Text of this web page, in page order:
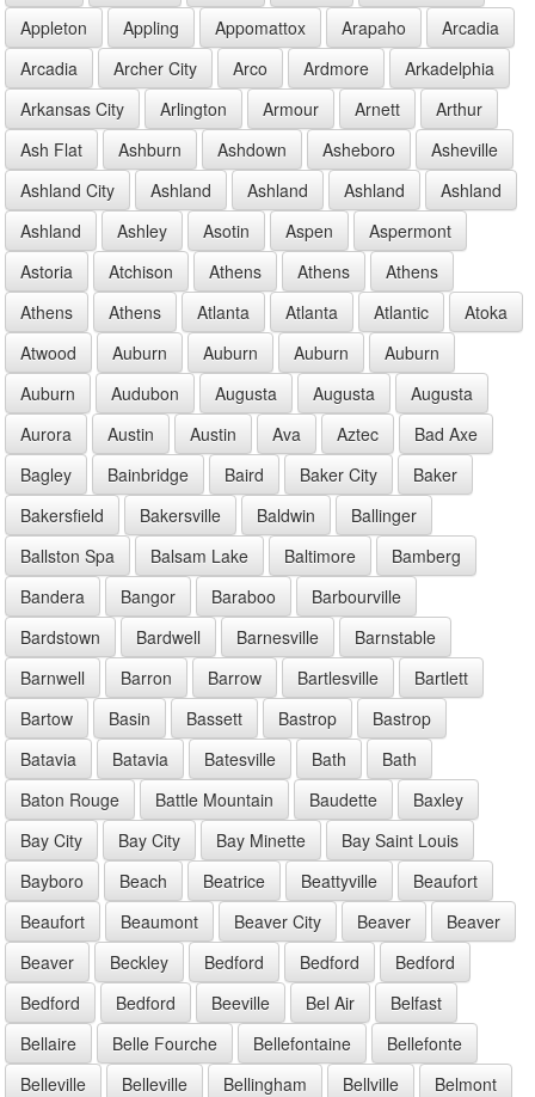
Appleton
Appling Appomattox Arapaho
Arcadia
Arcadia
Archer City Arco Ardmore
Arkadelphia
Arkansas City
Arlington Armour Arnett
Arthur
Ash Flat
Ashburn Ashdown Asheboro
Asheville
Ashland City
Ashland Ashland Ashland
Ashland
Ashland
Ashley Asotin Aspen
Aspermont
Astoria
Atchison Athens Athens
Athens
Athens
Athens Atlanta Atlanta Atlantic
Atoka
Atwood
Auburn Auburn Auburn
Auburn
Auburn
Audubon Augusta Augusta
Augusta
Aurora
Austin Austin Ava Aztec
Bad Axe
Bagley
Bainbridge Baird Baker City
Baker
Bakersfield
Bakersville Baldwin
Ballinger
Ballston Spa
Balsam Lake Baltimore
Bamberg
Bandera
Bangor Baraboo
Barbourville
Bardstown
Bardwell Barnesville
Barnstable
Barnwell
Barron Barrow Bartlesville
Bartlett
Bartow
Basin Bassett Bastrop
Bastrop
Batavia
Batavia Batesville Bath
Bath
Baton Rouge
Battle Mountain Baudette
Baxley
Bay City
Bay City Bay Minette
Bay Saint Louis
Bayboro
Beach Beatrice Beattyville
Beaufort
Beaufort
Beaumont Beaver City Beaver
Beaver
Beaver
Beckley Bedford Bedford
Bedford
Bedford
Bedford Beeville Bel Air
Belfast
Bellaire
Belle Fourche Bellefontaine
Bellefonte
Belleville
Belleville Bellingham Bellville
Belmont